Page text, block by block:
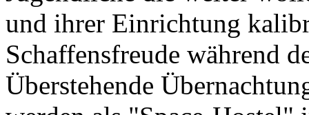
und ihrer Einrichtung
Schaffensfreude während
Überstehende